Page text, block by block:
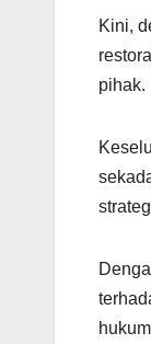
Kini,
pihak.